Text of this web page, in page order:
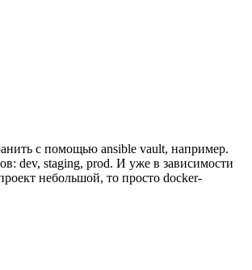
с помощью ansible vault, например.
dev, staging, prod. И уже в зависимости
небольшой, то просто docker-